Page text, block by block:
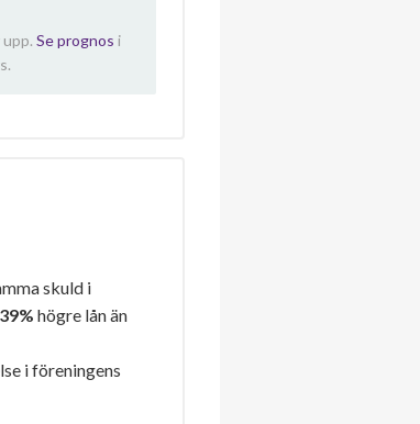
Se prognos i
skuld i
39% högre lån än
i föreningens